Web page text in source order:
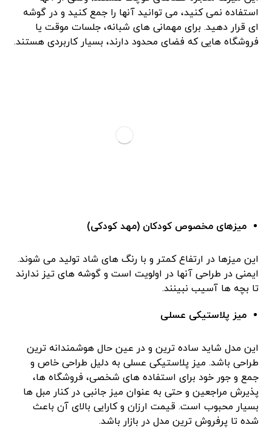
استفاده نمی ‌کنید، می‌ توانید آنها را جمع کنید و در گوشه
‌ای قرار دهید. برای مهمانی‌ های شبانه، جلسات موقت یا
فروشگاه‌ هایی که فضای محدود دارند، بسیار کاربردی هستند.
میزهای مخصوص کودکان (مهد کودکی)
این میزها در ارتفاع کمتر و با رنگ‌ های شاد تولید می ‌شوند.
ایمنی در طراحی آنها در اولویت است و گوشه‌ های تیز ندارند
تا بچه‌ ها آسیب نبینند.
میز پلاستیکی عسلی
این مدل شاید ساده‌ ترین و در عین حال هوشمندانه ‌ترین
طراحی باشد. میز پلاستیکی عسلی به دلیل طراحی خاص و
جمع‌ و جور خود برای استفاده ‌های شخصی، فروشگاه‌ ها،
پذیرش مراجعین و حتی به عنوان میز جانبی در کنار مبل ‌ها
بسیار محبوب است. قیمت ارزان و کارایی بالای آن باعث
شده تا پرفروش‌ ترین مدل در بازار باشد.